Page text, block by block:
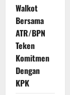
Walkot
Bersama
ATR/BPN
Teken
Komitmen
Dengan
KPK